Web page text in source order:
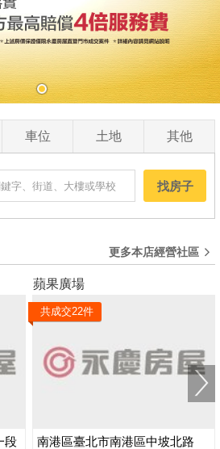
0
車位 土地 其他
找房子
更多本店經營社區
段
蘋果廣場
南港區臺北市南港區中坡北路
共成交22件